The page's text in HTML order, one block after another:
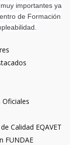
muy importantes ya
de Formación
Calidad EQAVET
FUNDAE